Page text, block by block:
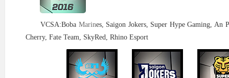
VCSA:Boba Marines, Saigon Jokers, Super Hype Gaming,
Cherry, Fate Team, SkyRed, Rhino Esport